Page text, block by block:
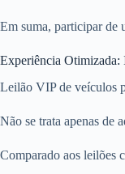
Em suma, participar de
Experiência Otimizada:
Leilão VIP de veículos
Não se trata apenas de
Comparado aos leilões